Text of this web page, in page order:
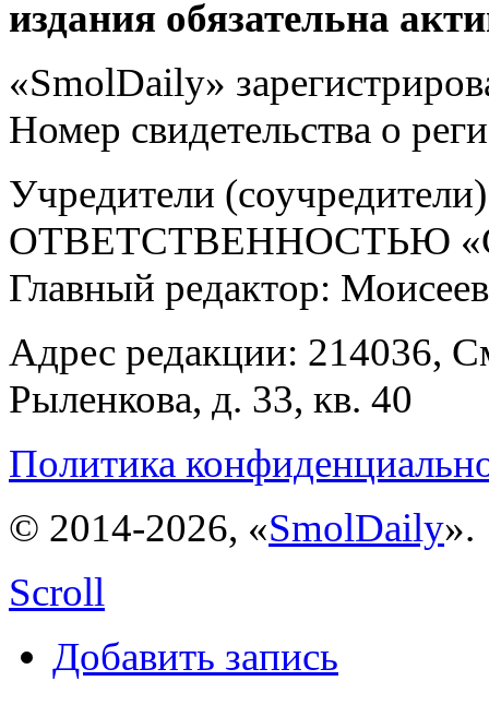
издания обязательна
«SmolDaily»
Номер свидетельства о
Учредители
ОТВЕТСТВЕННОСТЬЮ
Главный редактор:
Адрес редакции: 214036,
Рыленкова, д. 33, кв. 40
Политика
© 2014-2026, «SmolDaily».
Scroll
Добавить запись